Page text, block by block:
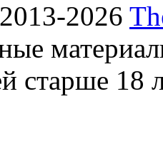
2026
старше 18